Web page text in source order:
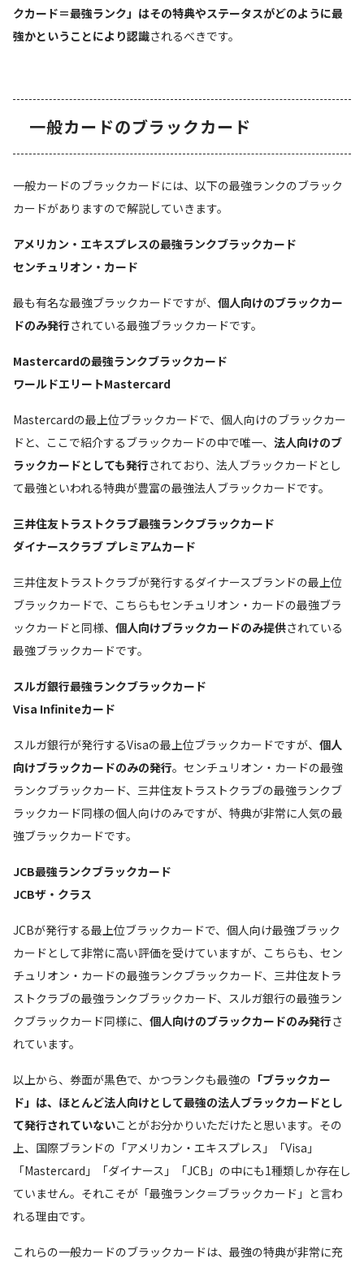
クカード＝最強ランク」はその特典やステータスがどのように最
強かということにより認識されるべきです。
一般カードのブラックカード
一般カードのブラックカードには、以下の最強ランクのブラック
カードがありますので解説していきます。
アメリカン・エキスプレスの最強ランクブラックカード
センチュリオン・カード
最も有名な最強ブラックカードですが、 個人向けのブラックカー
ドのみ発行されている最強ブラックカードです。
Mastercardの最強ランクブラックカード
ワールドエリートMastercard
Mastercardの最上位ブラックカードで、個人向けのブラックカー
ドと、ここで紹介するブラックカードの中で唯一、 法人向けのブ
ラックカードとしても発行されており、法人ブラックカードとし
て最強といわれる特典が豊富の最強法人ブラックカードです。
三井住友トラストクラブ最強ランクブラックカード
ダイナースクラブ プレミアムカード
三井住友トラストクラブが発行するダイナースブランドの最上位
ブラックカードで、こちらもセンチュリオン・カードの最強ブラ
ックカードと同様、 個人向けブラックカードのみ提供されている
最強ブラックカードです。
スルガ銀行最強ランクブラックカード
Visa Infiniteカード
スルガ銀行が発行するVisaの最上位ブラックカードですが、 個人
向けブラックカードのみの発行。センチュリオン・カードの最強
ランクブラックカード、三井住友トラストクラブの最強ランクブ
ラックカード同様の個人向けのみですが、特典が非常に人気の最
強ブラックカードです。
JCB最強ランクブラックカード
JCBザ・クラス
JCBが発行する最上位ブラックカードで、個人向け最強ブラック
カードとして非常に高い評価を受けていますが、こちらも、セン
チュリオン・カードの最強ランクブラックカード、三井住友トラ
ストクラブの最強ランクブラックカード、スルガ銀行の最強ラン
クブラックカード同様に、 個人向けのブラックカードのみ発行さ
れています。
以上から、券面が黒色で、かつランクも最強の 「ブラックカー
ド」は、ほとんど法人向けとして最強の法人ブラックカードとし
て発行されていないことがお分かりいただけたと思います。その
上、国際ブランドの「アメリカン・エキスプレス」「Visa」
「Mastercard」「ダイナース」「JCB」の中にも1種類しか存在し
ていません。それこそが「最強ランク＝ブラックカード」と言わ
れる理由です。
これらの一般カードのブラックカードは、最強の特典が非常に充